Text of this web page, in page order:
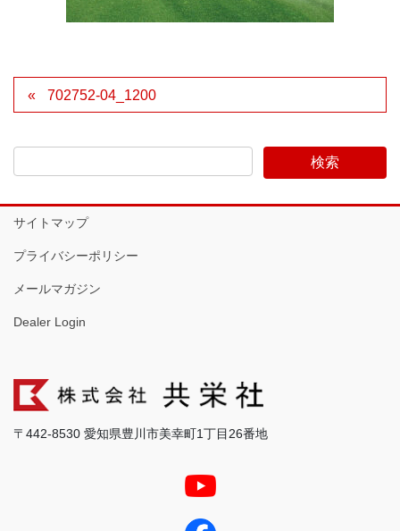
702752-04_1200
サイトマップ
プライバシーポリシー
メールマガジン
Dealer Login
〒442-8530 愛知県豊川市美幸町1丁目26番地